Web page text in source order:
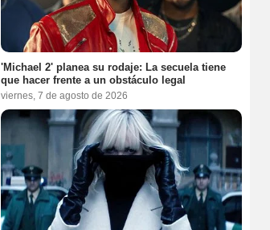
'Michael 2' planea su rodaje: La secuela tiene
que hacer frente a un obstáculo legal
viernes, 7 de agosto de 2026